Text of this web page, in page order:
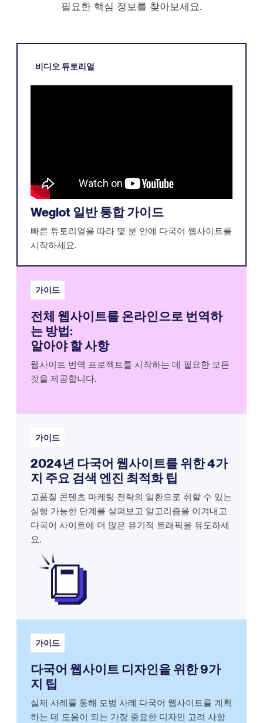
필요한 핵심 정보를 찾아보세요.
비디오 튜토리얼
Weglot 일반 통합 가이드
빠른 튜토리얼을 따라 몇 분 안에 다국어 웹사이트를
시작하세요.
가이드
전체 웹사이트를 온라인으로 번역하
는 방법:
알아야 할 사항
웹사이트 번역 프로젝트를 시작하는 데 필요한 모든
것을 제공합니다.
가이드
2024년 다국어 웹사이트를 위한 4가
지 주요 검색 엔진 최적화 팁
고품질 콘텐츠 마케팅 전략의 일환으로 취할 수 있는
실행 가능한 단계를 살펴보고 알고리즘을 이겨내고
다국어 사이트에 더 많은 유기적 트래픽을 유도하세
요.
가이드
다국어 웹사이트 디자인을 위한 9가
지 팁
실제 사례를 통해 모범 사례 다국어 웹사이트를 계획
하는 데 도움이 되는 가장 중요한 디자인 고려 사항